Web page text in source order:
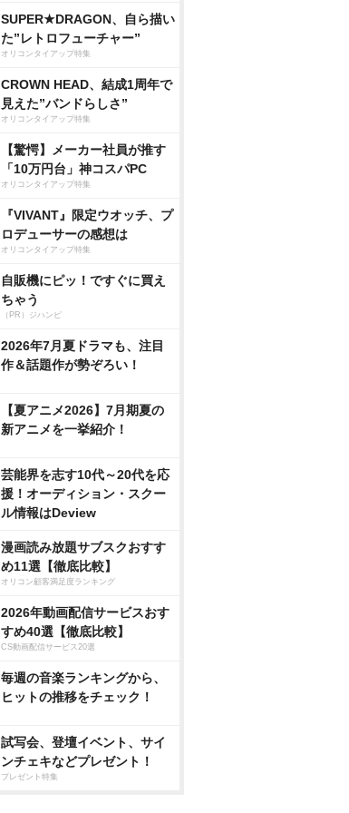
SUPER★DRAGON、自ら描い
た”レトロフューチャー”
オリコンタイアップ特集
CROWN HEAD、結成1周年で
見えた”バンドらしさ”
オリコンタイアップ特集
【驚愕】メーカー社員が推す
「10万円台」神コスパPC
オリコンタイアップ特集
『VIVANT』限定ウオッチ、プ
ロデューサーの感想は
オリコンタイアップ特集
自販機にピッ！ですぐに買え
ちゃう
（PR）ジハンピ
2026年7月夏ドラマも、注目
作＆話題作が勢ぞろい！
【夏アニメ2026】7月期夏の
新アニメを一挙紹介！
芸能界を志す10代～20代を応
援！オーディション・スクー
ル情報はDeview
漫画読み放題サブスクおすす
め11選【徹底比較】
オリコン顧客満足度ランキング
2026年動画配信サービスおす
すめ40選【徹底比較】
CS動画配信サービス20選
毎週の音楽ランキングから、
ヒットの推移をチェック！
試写会、登壇イベント、サイ
ンチェキなどプレゼント！
プレゼント特集